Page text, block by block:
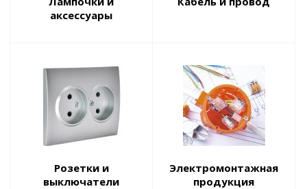
аксессуары
Розетки и
выключатели
Электромонтажная
продукция